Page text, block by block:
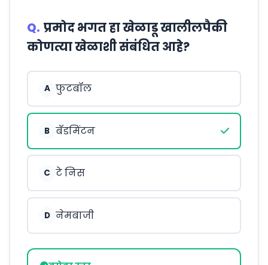
Q. प्रमोद भगत हा खेळाडू खालीलपैकी
कोणत्या खेळाशी संबंधित आहे?
A फुटबॉल
B बॅडमिंटन
C टे निस
D नेमबाजी